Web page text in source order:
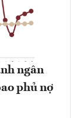
ngân
phủ nợ